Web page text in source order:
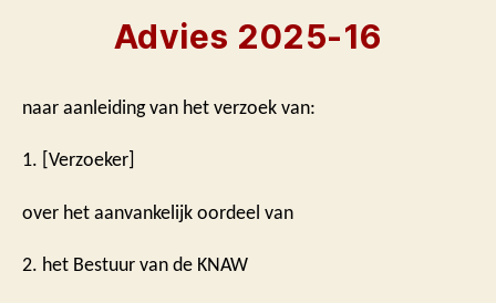
Advies 2025-16
naar aanleiding van het verzoek van:
1. [Verzoeker]
over het aanvankelijk oordeel van
2. het Bestuur van de KNAW